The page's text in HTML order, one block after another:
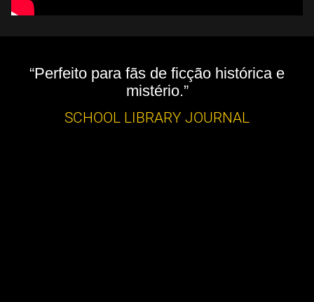
“Perfeito para fãs de ficção histórica e
mistério.”
SCHOOL LIBRARY JOURNAL